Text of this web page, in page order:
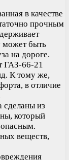
в качестве
прочным
может быть
на дороге.
ГАЗ-66-21
К тому же,
в отличие
сделаны из
который
веществ,